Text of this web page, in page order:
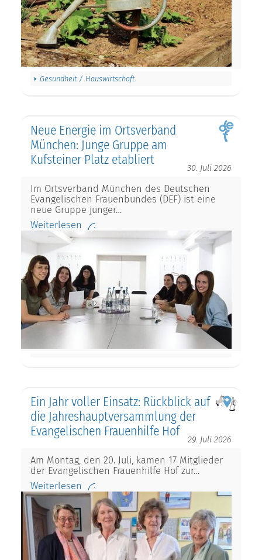
Gesundheit / Hauswirtschaft
Neue Energie im Ortsverband
München: Junge Gruppe am
Kufsteiner Platz etabliert
30. Juli 2026
Im Ortsverband München des Deutschen
Evangelischen Frauenbundes (DEF) ist eine
neue Gruppe junger…
Weiterlesen
Ein Jahr voller Einsatz: Rückblick auf
die Jahreshauptversammlung der
Evangelischen Frauenhilfe Hof
29. Juli 2026
Am Montag, den 20. Juli, kamen 17 Mitglieder
der Evangelischen Frauenhilfe Hof zur…
Weiterlesen